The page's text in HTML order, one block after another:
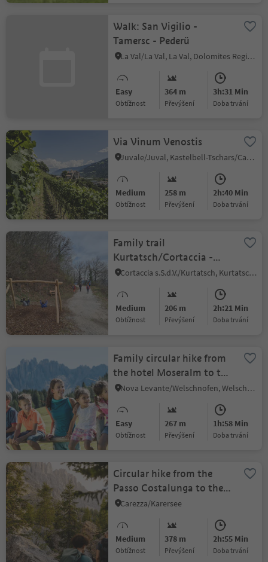
Walk: San Vigilio -
Tamersc - Pederü
La Val/La Val, La Val, Dolomites Region Kronplatz/Plan de Corones
Easy
Obtížnost
364 m
Převýšení
3h:31 Min
doba trvání
Via Vinum Venostis
Juvale/Juval, Kastelbell-Tschars/Castelbello-Ciardes, Vinschgau/Val Venosta
Medium
Obtížnost
258 m
Převýšení
2h:40 Min
doba trvání
Family trail
Kurtatsch/Cortaccia -
Tramin/Termeno
Cortaccia s.S.d.V./Kurtatsch, Kurtatsch an der Weinstraße/Cortaccia sulla Strada del Vino, Alto Adige Wine Road
Medium
Obtížnost
206 m
Převýšení
2h:21 Min
doba trvání
Family circular hike from
the hotel Moseralm to the
Frin meadows and
Nova Levante/Welschnofen, Welschnofen/Nova Levante, Dolomites Region Eggental
Easy
Obtížnost
267 m
Převýšení
1h:58 Min
doba trvání
Circular hike from the
Passo Costalunga to the
Latemar Labyrinth and
Carezza/Karersee
Medium
Obtížnost
378 m
Převýšení
2h:55 Min
doba trvání